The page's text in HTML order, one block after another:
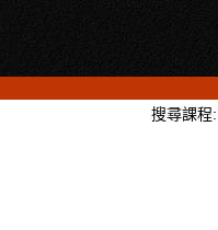
搜尋課程: